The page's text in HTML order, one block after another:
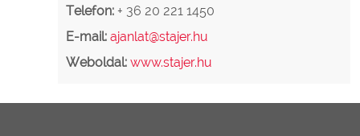
Telefon: + 36 20 221 1450
E-mail: ajanlat@stajer.hu
Weboldal: www.stajer.hu